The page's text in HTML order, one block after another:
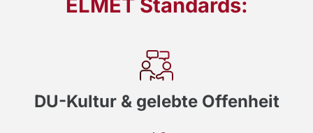
ELMET Standards:
DU-Kultur & gelebte Offenheit